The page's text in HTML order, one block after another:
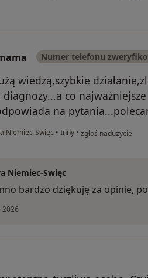
Numer telefonu
wiedzą,szybkie
co
na
Niemiec-Swięc • Inny • w opinii użytkownika
zgłoś nadużycie
Niemiec-Swięc
bardzo dziękuję za opinie,
2026